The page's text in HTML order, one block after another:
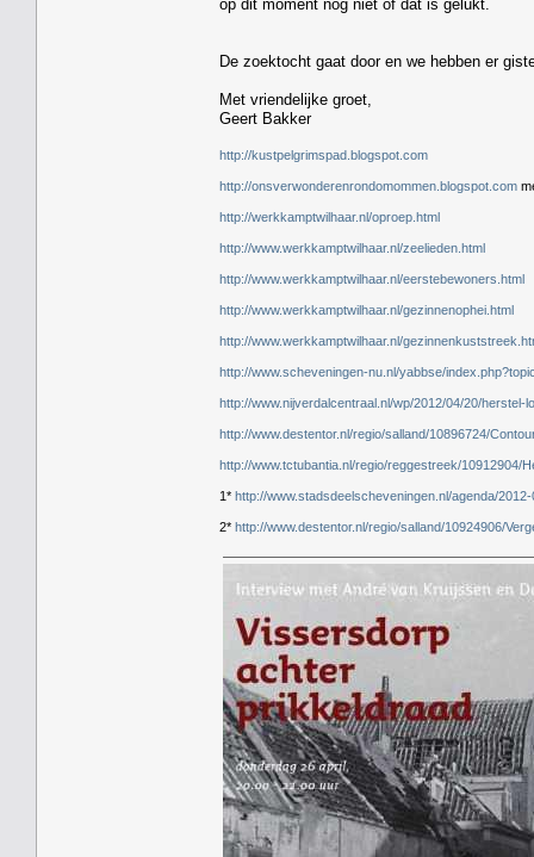
op dit moment nog niet of dat is gelukt.
De zoektocht gaat door en we hebben er
Met vriendelijke groet,
Geert Bakker
http://kustpelgrimspad.blogspot.com
http://onsverwonderenrondomommen.blogspot.com
http://werkkamptwilhaar.nl/oproep.html
http://www.werkkamptwilhaar.nl/zeelieden.html
http://www.werkkamptwilhaar.nl/eerstebewoners.html
http://www.werkkamptwilhaar.nl/gezinnenophei.html
http://www.werkkamptwilhaar.nl/
http://www.scheveningen-nu.nl/yabbse/
http://www.nijverdalcentraal.nl/wp/2012/04/20/herstel-
http://www.destentor.nl/regio/salland/10896724/
http://www.tctubantia.nl/regio/reggestreek/10912904/
1* http://www.stadsdeelscheveningen.nl/agenda/
2* http://www.destentor.nl/regio/salland/10924906/